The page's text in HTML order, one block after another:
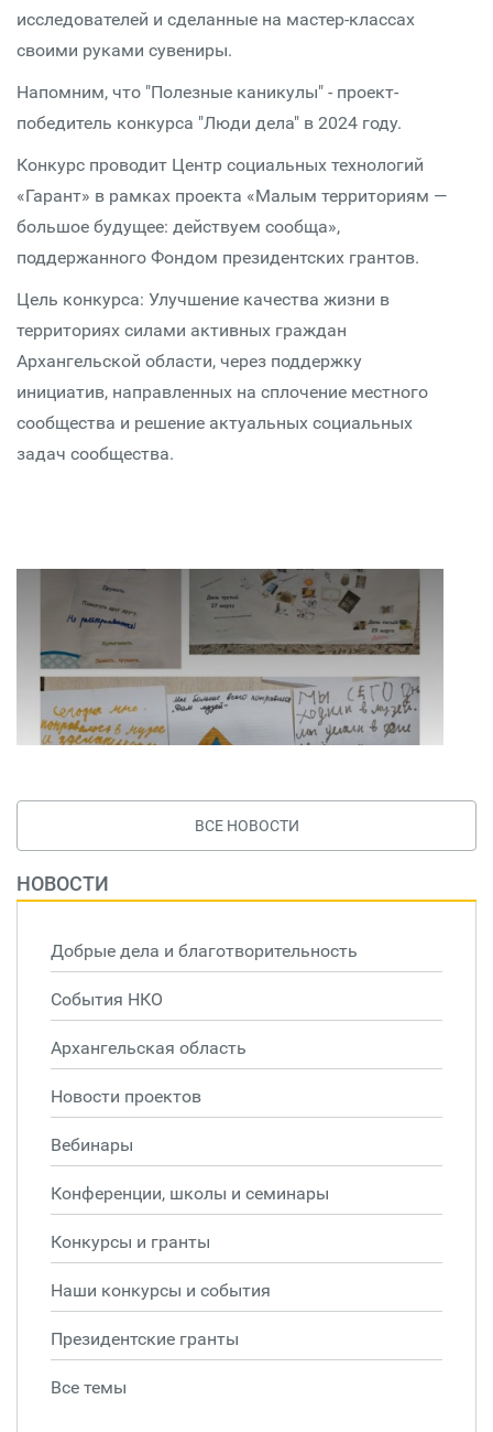
исследователей и сделанные на мастер-классах
своими руками сувениры.
Напомним, что "Полезные каникулы" - проект-
победитель конкурса "Люди дела" в 2024 году.
Конкурс проводит Центр социальных технологий
«Гарант» в рамках проекта «Малым территориям —
большое будущее: действуем сообща»,
поддержанного Фондом президентских грантов.
Цель конкурса: Улучшение качества жизни в
территориях силами активных граждан
Архангельской области, через поддержку
инициатив, направленных на сплочение местного
сообщества и решение актуальных социальных
задач сообщества.
ВСЕ НОВОСТИ
НОВОСТИ
Добрые дела и благотворительность
События НКО
Архангельская область
Новости проектов
Вебинары
Конференции, школы и семинары
Конкурсы и гранты
Наши конкурсы и события
Президентские гранты
Все темы